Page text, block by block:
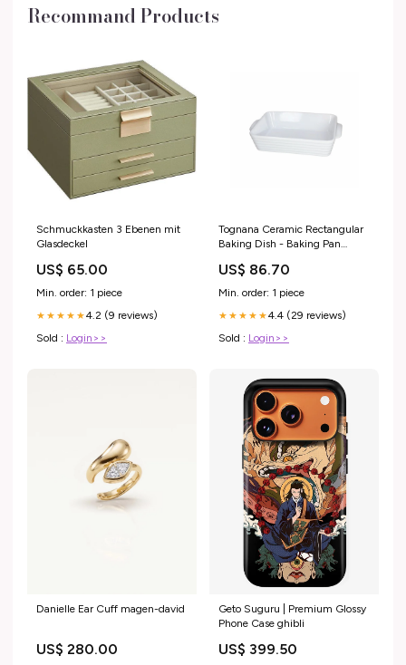
Recommand Products
Schmuckkasten 3 Ebenen mit
Glasdeckel
US$ 65.00
Min. order: 1 piece
★★★★★4.2 (9 reviews)
Sold : Login>>
Tognana Ceramic Rectangular
Baking Dish - Baking Pan
SIZE:35CM X 24CM X 8CM
US$ 86.70
Min. order: 1 piece
★★★★★4.4 (29 reviews)
Sold : Login>>
Danielle Ear Cuff magen-david
US$ 280.00
Geto Suguru | Premium Glossy
Phone Case ghibli
US$ 399.50